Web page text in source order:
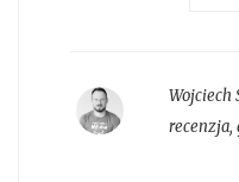
Wojciech
recenzja,